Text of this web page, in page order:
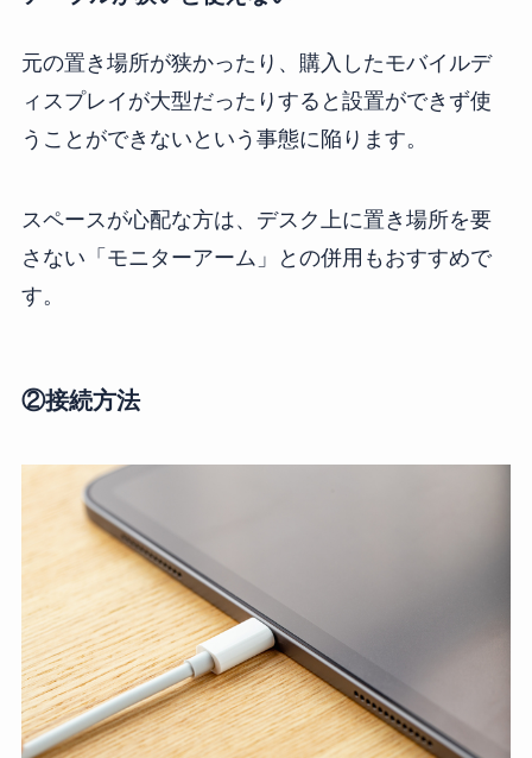
元の置き場所が狭かったり、購入したモバイルデ
ィスプレイが大型だったりすると設置ができず使
うことができないという事態に陥ります。
スペースが心配な方は、デスク上に置き場所を要
さない「モニターアーム」との併用もおすすめで
す。
②接続方法